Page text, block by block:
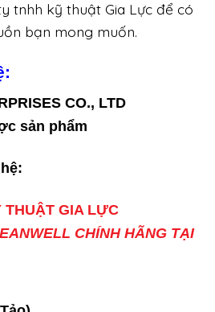
tnhh kỹ thuật Gia Lực để có
bạn mong muốn.
CO., LTD
sản phẩm
THUẬT GIA LỰC
CHÍNH HÃNG TẠI